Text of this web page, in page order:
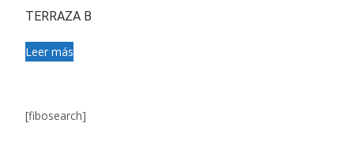
TERRAZA B
Leer más
[fibosearch]